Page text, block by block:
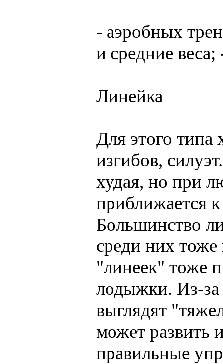
- аэробных
и средние веса;
Линейка
Для этого типа
изгибов,
худая, но при
приближается
Большинство
среди них
"линеек" тоже
лодыжки. Из-за
выглядят
может развить
правильные